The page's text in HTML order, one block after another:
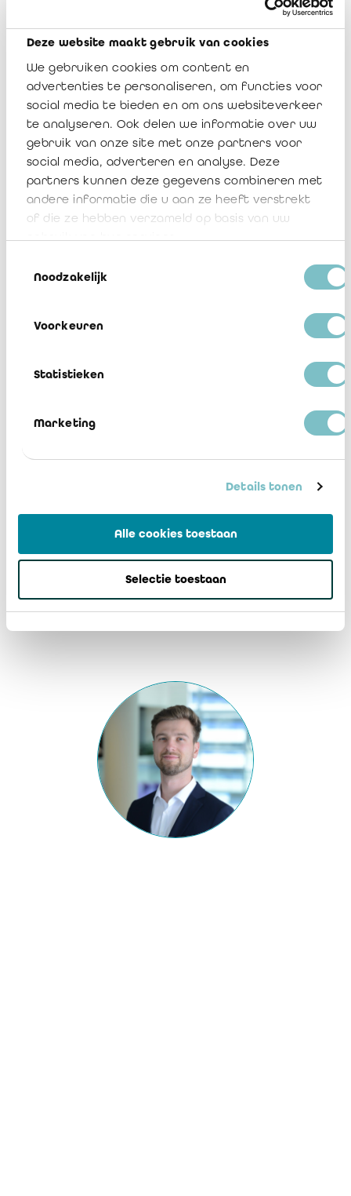
Deze website maakt gebruik van cookies
We gebruiken cookies om content en
advertenties te personaliseren, om functies voor
social media te bieden en om ons websiteverkeer
te analyseren. Ook delen we informatie over uw
gebruik van onze site met onze partners voor
social media, adverteren en analyse. Deze
partners kunnen deze gegevens combineren met
andere informatie die u aan ze heeft verstrekt
of die ze hebben verzameld op basis van uw
Noodzakelijk
Voorkeuren
Statistieken
Marketing
Details tonen
Alle cookies toestaan
Selectie toestaan